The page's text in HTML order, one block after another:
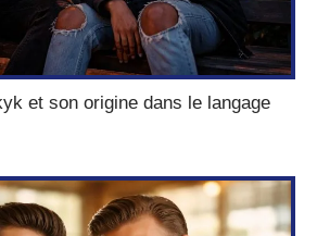
et son origine dans le langage